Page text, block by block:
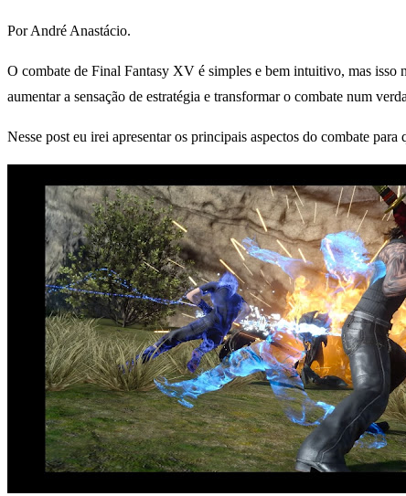
Por André Anastácio.
O combate de Final Fantasy XV é simples e bem intuitivo, mas isso
aumentar a sensação de estratégia e transformar o combate num
Nesse post eu irei apresentar os principais aspectos do combate